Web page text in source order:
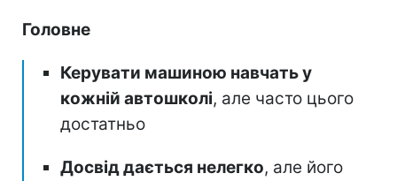
Головне
Керувати машиною навчать у
кожній автошколі, але часто цього
достатньо
Досвід дається нелегко, але його